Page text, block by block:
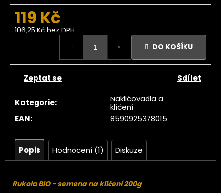
119 Kč
106,25 Kč bez DPH
DO KOŠÍKU
Kategorie:
Nakličovadla a
klíčení
EAN: 8590925378015
Zeptat se Sdílet
Popis Hodnocení (1) Diskuze
Rukola BIO - semena na klíčení 200g
u
č
u
m
v